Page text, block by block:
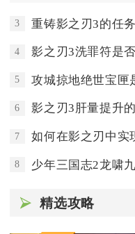
3 重铸影之刃3的任
4
5 攻城掠地绝世宝匣
6 影之刃3肝量提升
7 如何在影之刃中实
8 少年三国志2龙啸
精选攻略